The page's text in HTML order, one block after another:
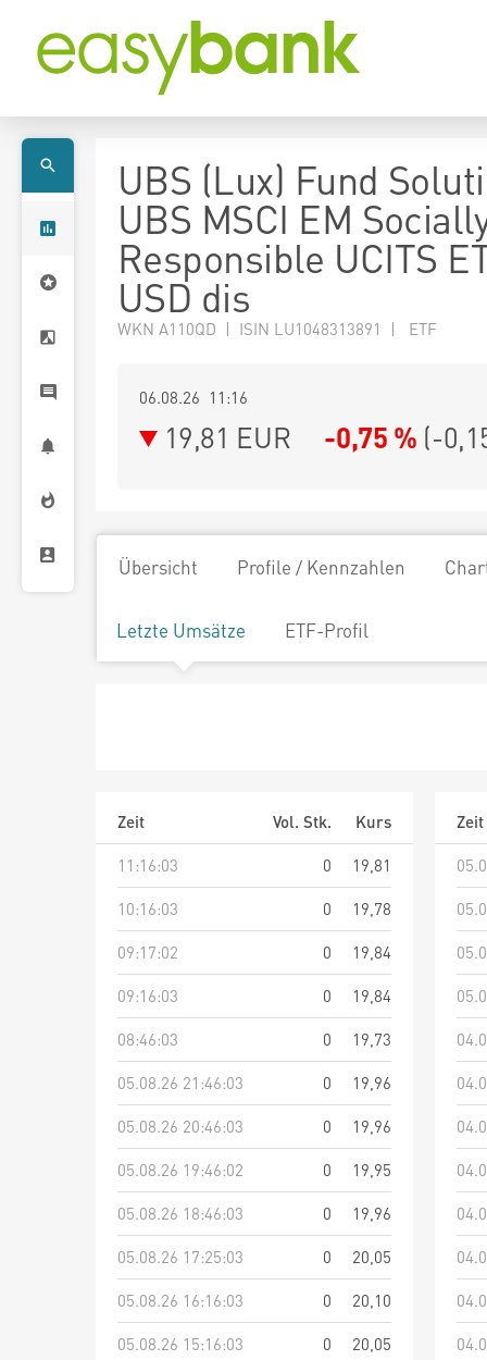
UBS (Lux) Fund
UBS MSCI EM
Responsible UCITS
USD dis
WKN A110QD | ISIN LU1048313891 | ETF
06.08.26 11:16
19,81 EUR -0,75 % (-
Übersicht Profile / Kennzahlen
Letzte Umsätze ETF-Profil
Zeit Vol. Stk.
Kurs
11:16:03
0
19,81
10:16:03
0
19,78
09:17:02
0
19,84
09:16:03
0
19,84
08:46:03
0
19,73
05.08.26 21:46:03
0
19,96
05.08.26 20:46:03
0
19,96
05.08.26 19:46:02
0
19,95
05.08.26 18:46:03
0
19,96
05.08.26 17:25:03
0
20,05
05.08.26 16:16:03
0
20,10
05.08.26 15:16:03
0
20,05
Zeit